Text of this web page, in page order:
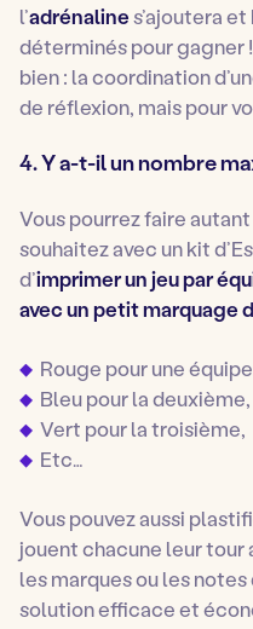
l’adrénalines’ajoutera
déterminés pour gagner
bien : la coordination
de réflexion, mais pour
4. Y a-t-il un nombre
Vous pourrez faire
souhaitez avec un kit
d’imprimer un jeu par
avec un petit marquage
Rouge pour une
Bleu pour la deuxième,
Vert pour la troisième,
Etc…
Vous pouvez aussi
jouent chacune leur tour
les marques ou les
solution efficace et